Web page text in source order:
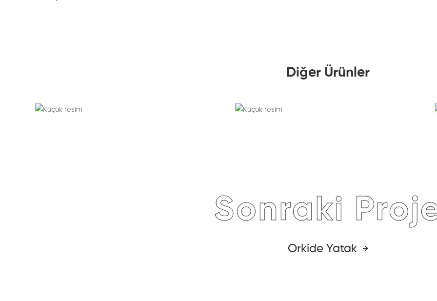
Diğer Ürünler
Sonraki
Orkide Yatak